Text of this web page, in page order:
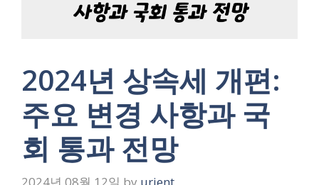
2024년 상속세 개편:
주요 변경 사항과 국
회 통과 전망
2024년 08월 12일 by urjent